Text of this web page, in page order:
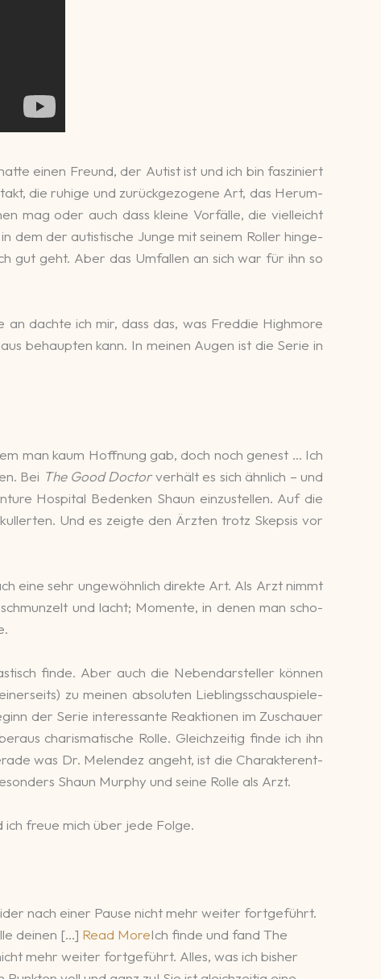
einen Freund, der Autist ist und ich bin fas­zi­niert
die ruhige und zu­rück­gezo­gene Art, das He­rum­
mag oder auch dass kleine Vorfälle, die viel­leicht
dem der autis­ti­sche Junge mit seinem Roller hin­ge­
gut geht. Aber das Um­fallen an sich war für ihn so
dachte ich mir, dass das, was Freddie High­more
be­haup­ten kann. In meinen Augen ist die Serie in
man kaum Hoff­nung gab, doch noch ge­nest … Ich
Bei The Good Doctorver­hält es sich ähn­lich – und
Hos­pital Be­denken Shaun ein­zu­stellen. Auf die
Und es zeig­te den Ärzten trotz Skepsis vor
eine sehr un­ge­wöhn­lich di­rek­te Art. Als Arzt nimmt
und lacht; Momen­te, in denen man scho­
finde. Aber auch die Neben­dar­steller können
zu meinen abso­lu­ten Lieb­lings­schau­spie­le­
der Serie inte­re­ssante Re­aktio­nen im Zu­schauer
charis­ma­ti­sche Rolle. Gleich­zeitig finde ich ihn
was Dr. Melen­dez an­geht, ist die Cha­rak­ter­ent­
Shaun Murphy und seine Rolle als Arzt.
freue mich über jede Folge.
nach einer Pause nicht mehr weiter fortgeführt.
deinen […] Read MoreIch finde und fand The
mehr weiter fortgeführt. Alles, was ich bisher